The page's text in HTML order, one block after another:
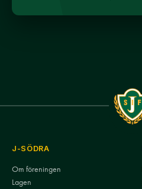
J-SÖDRA
Om föreningen
Lagen